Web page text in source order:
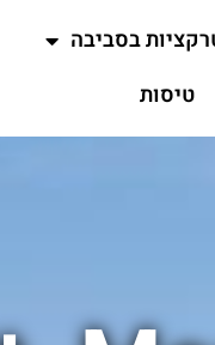
בסביבה
טיסות